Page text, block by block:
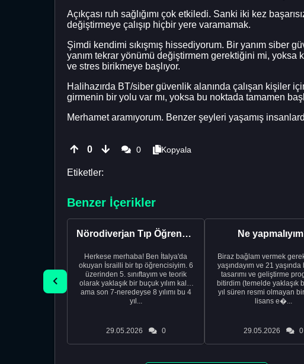
Açıkçası ruh sağlığımı çok etkiledi. Sanki iki kez
değiştirmeye çalışıp hiçbir yere varamamak.
Şimdi kendimi sıkışmış hissediyorum. Bir yanım siber
yanım tekrar yönümü değiştirmem gerektiğini mi,
ve stres birikmeye başlıyor.
Halihazırda BT/siber güvenlik alanında çalışan kişiler
girmenin bir yolu var mı, yoksa bu noktada tamamen
Merhamet aramıyorum. Benzer şeyleri yaşamış
0 0 Kopyala
Etiketler:
Benzer İçerikler
Nörodiverjan Tıp Öğrencisi Yeni Bir Yol Arıyor
Herkese merhaba! Ben İtalya'da
okuyan İsrailli bir tıp öğrencisiyim. 6
üzerinden 5. sınıftayım ve teorik
olarak yaklaşık bir buçuk yılım kaldı
ama son 7-neredeyse 8 yılımı bu 4
yıl...
29.05.2026 0
Ne
Biraz bağlam vermek
yaşındayım ve 21 yaşında
tasarımı ve geliştirme
bitirdim (temelde yaklaşık
yıl süren resmi olmayan
lisans e�...
29.05.2026 0